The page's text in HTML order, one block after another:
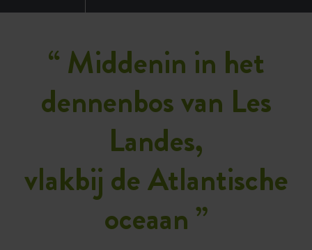
“ Middenin in het
dennenbos van Les
Landes,
vlakbij de Atlantische
oceaan ”